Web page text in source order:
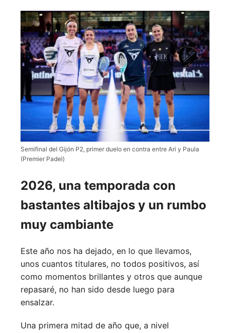
Semifinal del Gijón P2, primer duelo en contra entre Ari y Paula
(Premier Padel)
2026, una temporada con
bastantes altibajos y un rumbo
muy cambiante
Este año nos ha dejado, en lo que llevamos,
unos cuantos titulares, no todos positivos, así
como momentos brillantes y otros que aunque
repasaré, no han sido desde luego para
ensalzar.
Una primera mitad de año que, a nivel